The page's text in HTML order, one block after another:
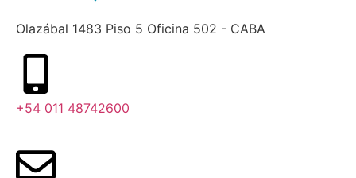
Olazábal 1483 Piso 5 Oficina 502 - CABA
+54 011 48742600​